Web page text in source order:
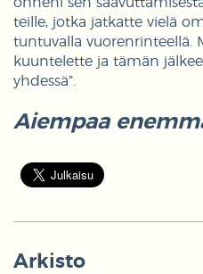
teille, jotka jatkatte vielä
tuntuvalla vuorenrinteellä.
kuuntelette ja tämän
yhdessä”.
Aiempaa
Arkisto